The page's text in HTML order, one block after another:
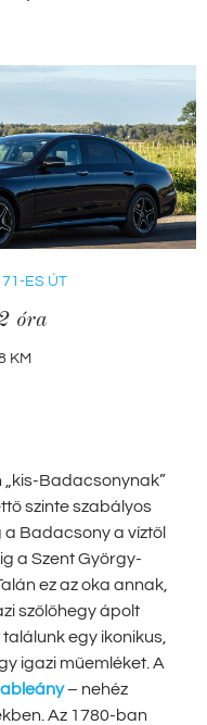
71-ES ÚT
óra
KM
Badacsonynak”
szinte szabályos
Badacsony a víztől
a Szent György-
ez az oka annak,
szőlőhegy ápolt
egy ikonikus,
igazi műemléket. A
– nehéz
Az 1780-ban